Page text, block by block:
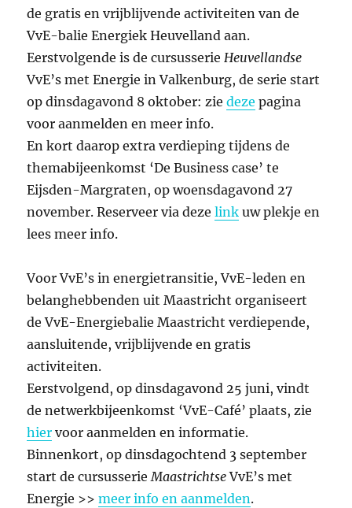
de gratis en vrijblijvende activiteiten van de
VvE-balie Energiek Heuvelland aan.
Eerstvolgende is de cursusserieHeuvellandse
VvE’s met Energie in Valkenburg, de serie start
op dinsdagavond 8 oktober: ziedeze pagina
voor aanmelden en meer info.
En kort daarop extra verdieping tijdens de
themabijeenkomst ‘De Business case’ te
Eijsden-Margraten, op woensdagavond 27
november. Reserveer via dezelink uw plekje en
lees meer info.
Voor VvE’s in energietransitie, VvE-leden en
belanghebbenden uit Maastricht organiseert
de VvE-Energiebalie Maastricht verdiepende,
aansluitende, vrijblijvende en gratis
activiteiten.
Eerstvolgend, op dinsdagavond 25 juni, vindt
de netwerkbijeenkomst ‘VvE-Café’ plaats, zie
hier voor aanmelden en informatie.
Binnenkort, op dinsdagochtend 3 september
start de cursusserieMaastrichtseVvE’s met
Energie >>meer info en aanmelden.